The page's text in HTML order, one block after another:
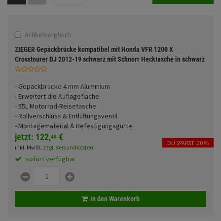
Sturzbügel und
Gepäck Zubehör
Fahrwerk
Merchandise
Anmelden |
Artikelvergleich
ZIEGER Gepäckbrücke kompatibel mit Honda VFR 1200 X
Crosstourer BJ 2012-19 schwarz mit Schnorr Hecktasche in schwarz
- Gepäckbrücke 4 mm Aluminium
- Erweitert die Auflagefläche
- 55L Motorrad-Reisetasche
- Rollverschluss & Entlüftungsventil
- Montagematerial & Befestigungsgurte
jetzt: 122,40 €
DU SPARST: 20 %
inkl. MwSt. zzgl. Versandkosten
sofort verfügbar
In den Warenkorb